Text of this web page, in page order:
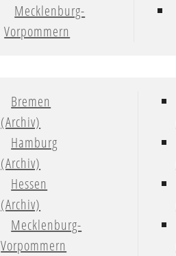
Mecklenburg-
Vorpommern
Bremen
(Archiv)
Hamburg
(Archiv)
Hessen
(Archiv)
Mecklenburg-
Vorpommern